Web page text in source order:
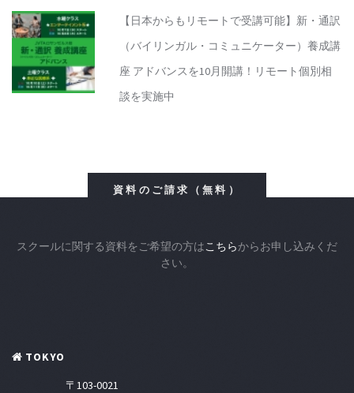
【日本からもリモートで受講可能】新・通訳
（バイリンガル・コミュニケーター）養成講
座 アドバンスを10月開講！リモート個別相
談を実施中
資料のご請求（無料）
スクールに関する資料をご希望の方はこちらからお申し込みくだ
さい。
TOKYO
〒103-0021